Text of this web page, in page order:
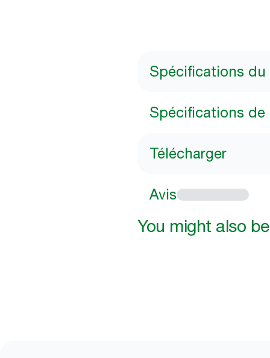
Spécifications
Spécifications de
Télécharger
Avis
You might also